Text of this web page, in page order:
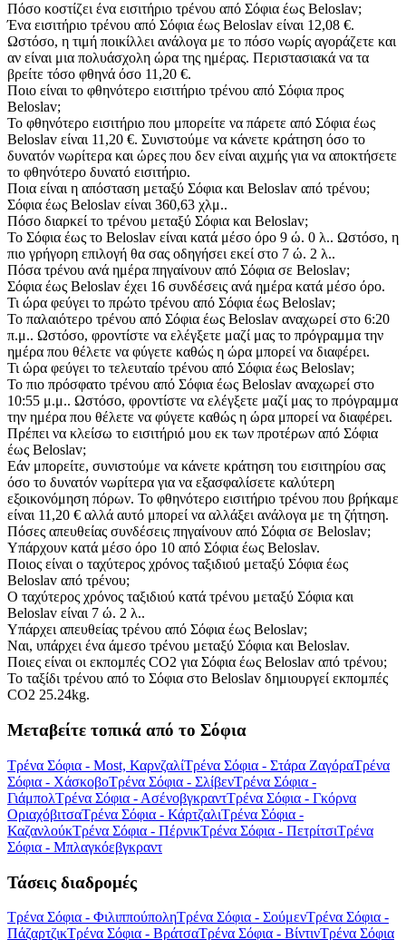
Πόσο κοστίζει ένα εισιτήριο τρένου από Σόφια έως Beloslav;
Ένα εισιτήριο τρένου από Σόφια έως Beloslav είναι 12,08 €.
Ωστόσο, η τιμή ποικίλλει ανάλογα με το πόσο νωρίς αγοράζετε και
αν είναι μια πολυάσχολη ώρα της ημέρας. Περιστασιακά να τα
βρείτε τόσο φθηνά όσο 11,20 €.
Ποιο είναι το φθηνότερο εισιτήριο τρένου από Σόφια προς
Beloslav;
Το φθηνότερο εισιτήριο που μπορείτε να πάρετε από Σόφια έως
Beloslav είναι 11,20 €. Συνιστούμε να κάνετε κράτηση όσο το
δυνατόν νωρίτερα και ώρες που δεν είναι αιχμής για να αποκτήσετε
το φθηνότερο δυνατό εισιτήριο.
Ποια είναι η απόσταση μεταξύ Σόφια και Beloslav από τρένου;
Σόφια έως Beloslav είναι 360,63 χλμ..
Πόσο διαρκεί το τρένου μεταξύ Σόφια και Beloslav;
Το Σόφια έως το Beloslav είναι κατά μέσο όρο 9 ώ. 0 λ.. Ωστόσο, η
πιο γρήγορη επιλογή θα σας οδηγήσει εκεί στο 7 ώ. 2 λ..
Πόσα τρένου ανά ημέρα πηγαίνουν από Σόφια σε Beloslav;
Σόφια έως Beloslav έχει 16 συνδέσεις ανά ημέρα κατά μέσο όρο.
Τι ώρα φεύγει το πρώτο τρένου από Σόφια έως Beloslav;
Το παλαιότερο τρένου από Σόφια έως Beloslav αναχωρεί στο 6:20
π.μ.. Ωστόσο, φροντίστε να ελέγξετε μαζί μας το πρόγραμμα την
ημέρα που θέλετε να φύγετε καθώς η ώρα μπορεί να διαφέρει.
Τι ώρα φεύγει το τελευταίο τρένου από Σόφια έως Beloslav;
Το πιο πρόσφατο τρένου από Σόφια έως Beloslav αναχωρεί στο
10:55 μ.μ.. Ωστόσο, φροντίστε να ελέγξετε μαζί μας το πρόγραμμα
την ημέρα που θέλετε να φύγετε καθώς η ώρα μπορεί να διαφέρει.
Πρέπει να κλείσω το εισιτήριό μου εκ των προτέρων από Σόφια
έως Beloslav;
Εάν μπορείτε, συνιστούμε να κάνετε κράτηση του εισιτηρίου σας
όσο το δυνατόν νωρίτερα για να εξασφαλίσετε καλύτερη
εξοικονόμηση πόρων. Το φθηνότερο εισιτήριο τρένου που βρήκαμε
είναι 11,20 € αλλά αυτό μπορεί να αλλάξει ανάλογα με τη ζήτηση.
Πόσες απευθείας συνδέσεις πηγαίνουν από Σόφια σε Beloslav;
Υπάρχουν κατά μέσο όρο 10 από Σόφια έως Beloslav.
Ποιος είναι ο ταχύτερος χρόνος ταξιδιού μεταξύ Σόφια έως
Beloslav από τρένου;
Ο ταχύτερος χρόνος ταξιδιού κατά τρένου μεταξύ Σόφια και
Beloslav είναι 7 ώ. 2 λ..
Υπάρχει απευθείας τρένου από Σόφια έως Beloslav;
Ναι, υπάρχει ένα άμεσο τρένου μεταξύ Σόφια και Beloslav.
Ποιες είναι οι εκπομπές CO2 για Σόφια έως Beloslav από τρένου;
Το ταξίδι τρένου από το Σόφια στο Beloslav δημιουργεί εκπομπές
CO2 25.24kg.
Μεταβείτε τοπικά από το Σόφια
Τρένα Σόφια - Most, ΚαρνζαλίΤρένα Σόφια - Στάρα ΖαγόραΤρένα
Σόφια - ΧάσκοβοΤρένα Σόφια - ΣλίβενΤρένα Σόφια -
ΓιάμπολΤρένα Σόφια - ΑσένοβγκραντΤρένα Σόφια - Γκόρνα
ΟριαχόβιτσαΤρένα Σόφια - ΚάρτζαλιΤρένα Σόφια -
ΚαζανλούκΤρένα Σόφια - ΠέρνικΤρένα Σόφια - ΠετρίτσιΤρένα
Σόφια - Μπλαγκόεβγκραντ
Τάσεις διαδρομές
Τρένα Σόφια - ΦιλιππούποληΤρένα Σόφια - ΣούμενΤρένα Σόφια -
ΠάζαρτζικΤρένα Σόφια - ΒράτσαΤρένα Σόφια - ΒίντινΤρένα Σόφια